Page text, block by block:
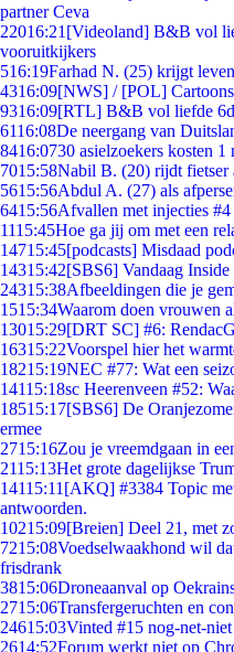
partner Ceva
22016:21 [Videoland] B&B vol
vooruitkijkers
516:19Farhad N. (25) krijgt
4316:09[NWS] / [POL]
9316:09[RTL] B&B vol liefde
6116:08De neergang van
8416:0730 asielzoekers kosten
7015:58Nabil B. (20) rijdt fietser
5615:56Abdul A. (27) als
6415:56Afvallen met injecties #4
1115:45Hoe ga jij om met een
14715:45[podcasts] Misdaad
14315:42[SBS6] Vandaag
24315:38Afbeeldingen die je
1515:34Waarom doen vrouwen
13015:29[DRT SC] #6:
16315:22Voorspel hier het
18215:19NEC #77: Wat een
14115:18sc Heerenveen #52:
18515:17[SBS6] De
ermee
2715:16Zou je vreemdgaan in
2115:13Het grote dagelijkse
14115:11 [AKQ] #3384 Topic
antwoorden.
10215:09[Breien] Deel 21, met
7215:08Voedselwaakhond wil
frisdrank
3815:06Droneaanval op
2715:06Transfergeruchten en
24615:03Vinted #15 nog-net-
2614:52Forum werkt niet op